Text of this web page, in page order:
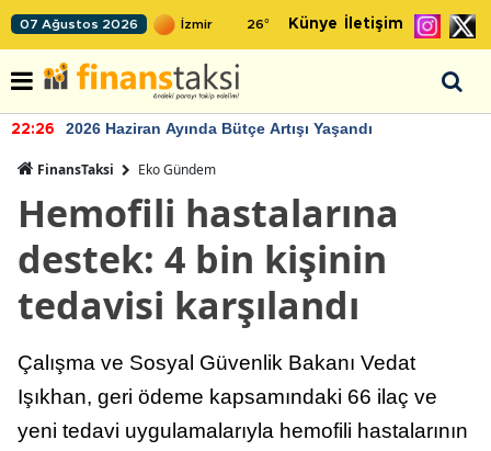
07 Ağustos 2026 26° Künye İletişim
22:26 2026 Haziran Ayında Bütçe Artışı Yaşandı
FinansTaksi Eko Gündem
Hemofili hastalarına
destek: 4 bin kişinin
tedavisi karşılandı
Çalışma ve Sosyal Güvenlik Bakanı Vedat
Işıkhan, geri ödeme kapsamındaki 66 ilaç ve
yeni tedavi uygulamalarıyla hemofili hastalarının